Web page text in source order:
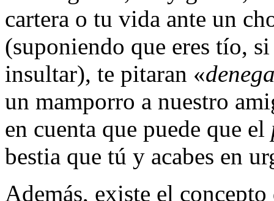
cartera o tu vida ante un
(suponiendo que eres tí­o,
insultar), te pitaran «
un mamporro a nuestro
en cuenta que puede que el
bestia que tú y acabes en
Además, existe el